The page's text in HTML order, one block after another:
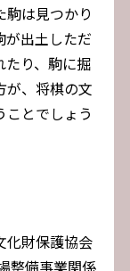
は見つかり
が出土しただ
たり、駒に掘
が、将棋の文
とでしょう
化財保護協会
整備事業関係